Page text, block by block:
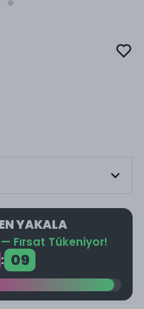
YAKALA
Fırsat Tükeniyor!
: 08